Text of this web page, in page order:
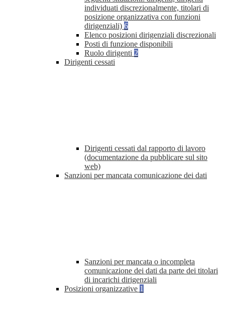
individuati discrezionalmente, titolari di
posizione organizzativa con funzioni
dirigenziali) 6
Elenco posizioni dirigenziali discrezionali
Posti di funzione disponibili
Ruolo dirigenti 2
Dirigenti cessati
Dirigenti cessati dal rapporto di lavoro
(documentazione da pubblicare sul sito
web)
Sanzioni per mancata comunicazione dei dati
Sanzioni per mancata o incompleta
comunicazione dei dati da parte dei titolari
di incarichi dirigenziali
Posizioni organizzative 1